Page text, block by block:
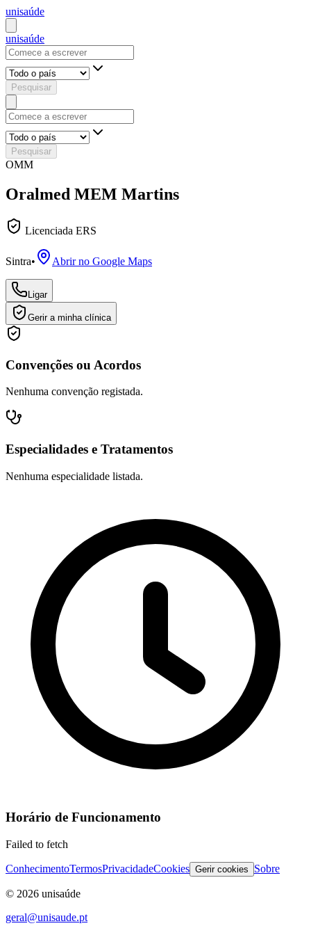
unisaúde
unisaúde
Pesquisar
Pesquisar
OMM
Oralmed MEM Martins
Licenciada ERS
Sintra• Abrir no Google Maps
Ligar
Gerir a minha clínica
Convenções ou Acordos
Nenhuma convenção registada.
Especialidades e Tratamentos
Nenhuma especialidade listada.
Horário de Funcionamento
Failed to fetch
ConhecimentoTermosPrivacidadeCookies Gerir cookies Sobre
© 2026 unisaúde
geral@unisaude.pt